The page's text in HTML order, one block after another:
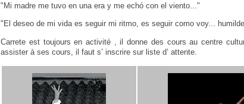
"Mi madre me tuvo en una era y me echó con el viento..."
"El deseo de mi vida es seguir mi ritmo, es seguir como voy...
Carrete est toujours en activité , il donne des cours au centre
assister à ses cours, il faut s’ inscrire sur liste d’ attente.